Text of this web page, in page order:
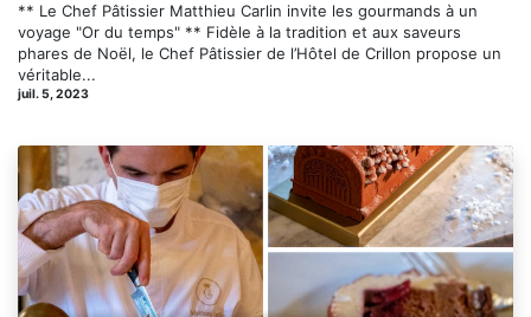
** Le Chef Pâtissier Matthieu Carlin invite les gourmands à un
voyage "Or du temps" ** Fidèle à la tradition et aux saveurs
phares de Noël, le Chef Pâtissier de l’Hôtel de Crillon propose un
véritable...
juil. 5, 2023